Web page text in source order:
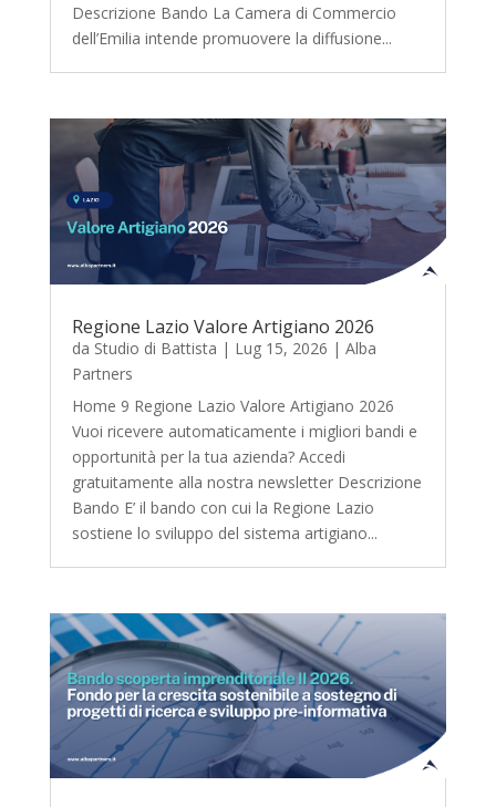
Descrizione Bando La Camera di Commercio
dell’Emilia intende promuovere la diffusione...
Regione Lazio Valore Artigiano 2026
da Studio di Battista | Lug 15, 2026 | Alba
Partners
Home 9 Regione Lazio Valore Artigiano 2026
Vuoi ricevere automaticamente i migliori bandi e
opportunità per la tua azienda? Accedi
gratuitamente alla nostra newsletter Descrizione
Bando E’ il bando con cui la Regione Lazio
sostiene lo sviluppo del sistema artigiano...